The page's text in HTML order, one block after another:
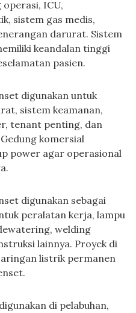
ICU,
sistem gas medis,
darurat. Sistem
keandalan tinggi
pasien.
digunakan untuk
sistem keamanan,
tenant penting, dan
komersial
power agar operasional
digunakan sebagai
peralatan kerja, lampu
welding
lainnya. Proyek di
listrik permanen
di pelabuhan,